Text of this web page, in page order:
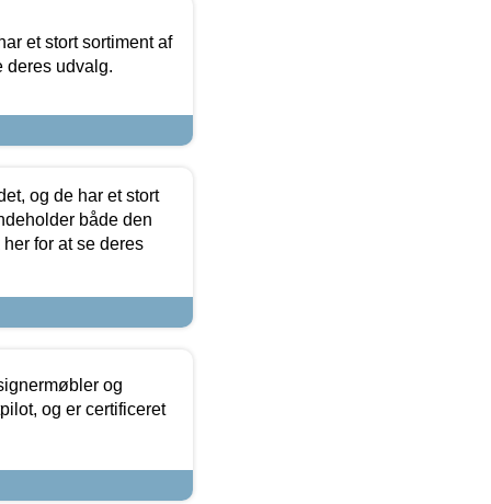
et stort sortiment af
deres udvalg.
og de har et stort
både den
for at se deres
og
og er certificeret